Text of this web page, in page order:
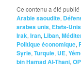
Ce contenu a été
Arabie saoudite,
arabes unis, Etats-Unis
Irak,Iran, Liban,
Politique économique,
Syrie,Turquie, UE,
bin Hamad Al-Thani,